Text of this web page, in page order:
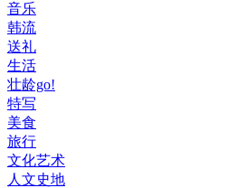
音乐
韩流
送礼
生活
壮龄go!
特写
美食
旅行
文化艺术
人文史地